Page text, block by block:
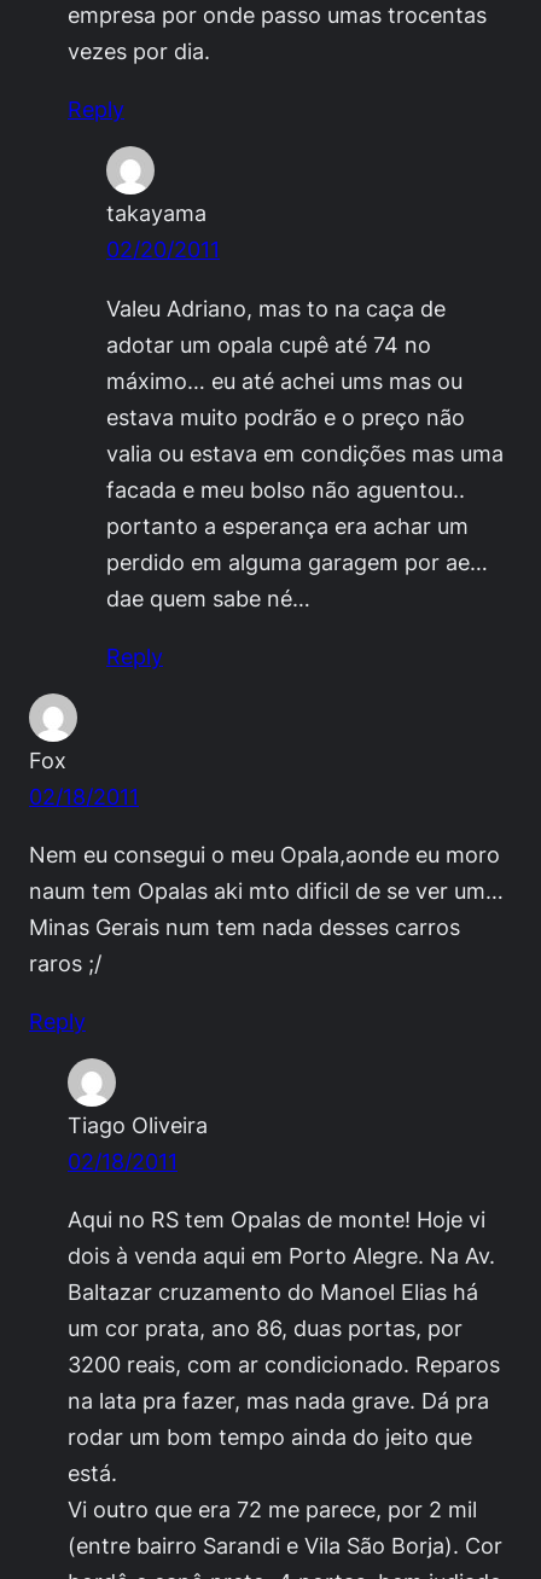
empresa por onde passo umas trocentas
vezes por dia.
Reply
takayama
02/20/2011
Valeu Adriano, mas to na caça de
adotar um opala cupê até 74 no
máximo… eu até achei ums mas ou
estava muito podrão e o preço não
valia ou estava em condições mas uma
facada e meu bolso não aguentou..
portanto a esperança era achar um
perdido em alguma garagem por ae…
dae quem sabe né…
Reply
Fox
02/18/2011
Nem eu consegui o meu Opala,aonde eu moro
naum tem Opalas aki mto dificil de se ver um…
Minas Gerais num tem nada desses carros
raros ;/
Reply
Tiago Oliveira
02/18/2011
Aqui no RS tem Opalas de monte! Hoje vi
dois à venda aqui em Porto Alegre. Na Av.
Baltazar cruzamento do Manoel Elias há
um cor prata, ano 86, duas portas, por
3200 reais, com ar condicionado. Reparos
na lata pra fazer, mas nada grave. Dá pra
rodar um bom tempo ainda do jeito que
está.
Vi outro que era 72 me parece, por 2 mil
(entre bairro Sarandi e Vila São Borja). Cor